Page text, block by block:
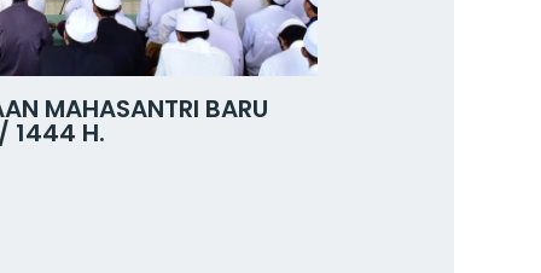
MAHASANTRI BARU
1444 H.